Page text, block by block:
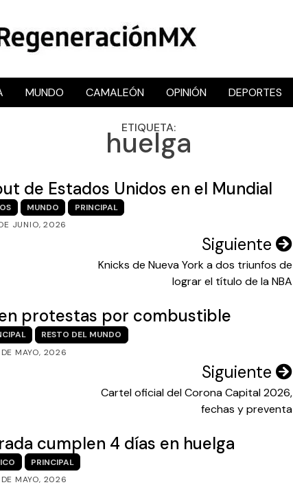
de noticias libre e independiente
MUNDO CAMALEÓN OPINIÓN DEPORTES
ETIQUETA:
huelga
de Estados Unidos en el Mundial
MUNDO
PRINCIPAL
JUNIO, 2026
Siguiente
Knicks de Nueva York a dos triunfos de
lograr el título de la NBA
protestas por combustible
RESTO DEL MUNDO
MAYO, 2026
Siguiente
Cartel oficial del Corona Capital 2026,
fechas y preventa
cumplen 4 días en huelga
PRINCIPAL
MAYO, 2026